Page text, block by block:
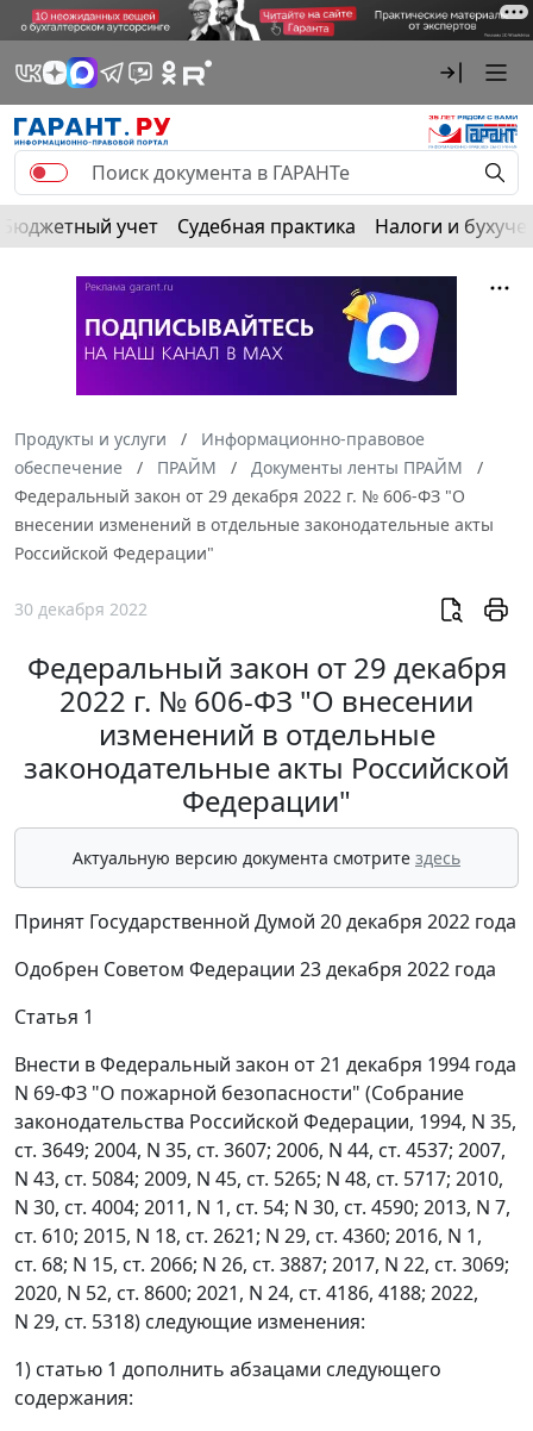
Бюджетный учет Судебная практика Налоги и
Продукты и услуги
Информационно-правовое
обеспечение
ПРАЙМ
Документы ленты ПРАЙМ
Федеральный закон от 29 декабря 2022 г. № 606-ФЗ "О
внесении изменений в отдельные законодательные акты
Российской Федерации"
30 декабря 2022
Федеральный закон от 29 декабря
2022 г. № 606-ФЗ "О внесении
изменений в отдельные
законодательные акты Российской
Федерации"
Актуальную версию документа смотрите здесь
Принят Государственной Думой 20 декабря 2022 года
Одобрен Советом Федерации 23 декабря 2022 года
Статья 1
Внести в Федеральный закон от 21 декабря 1994 года
N 69-ФЗ "О пожарной безопасности" (Собрание
законодательства Российской Федерации, 1994, N 35,
ст. 3649; 2004, N 35, ст. 3607; 2006, N 44, ст. 4537; 2007,
N 43, ст. 5084; 2009, N 45, ст. 5265; N 48, ст. 5717; 2010,
N 30, ст. 4004; 2011, N 1, ст. 54; N 30, ст. 4590; 2013, N 7,
ст. 610; 2015, N 18, ст. 2621; N 29, ст. 4360; 2016, N 1,
ст. 68; N 15, ст. 2066; N 26, ст. 3887; 2017, N 22, ст. 3069;
2020, N 52, ст. 8600; 2021, N 24, ст. 4186, 4188; 2022,
N 29, ст. 5318) следующие изменения:
1) статью 1 дополнить абзацами следующего
содержания: